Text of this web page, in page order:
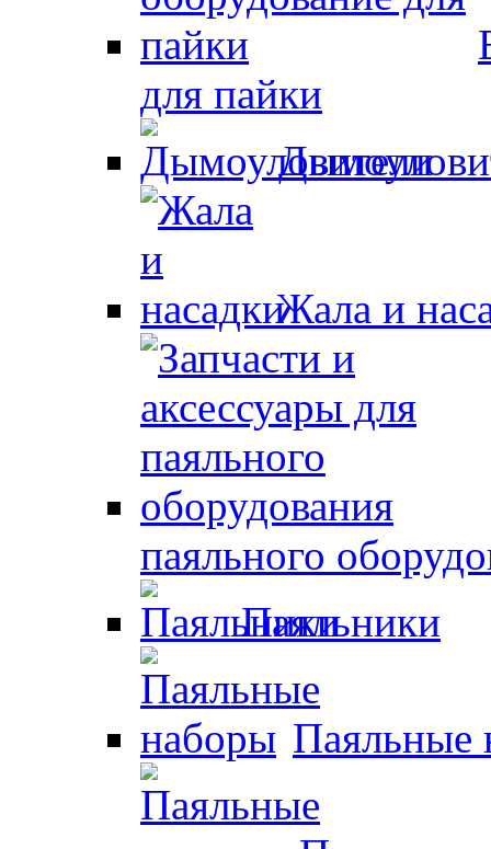
для пайки
Жала и
паяльного
Паяльники
Паяльные